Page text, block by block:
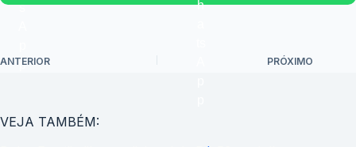
ANTERIOR PRÓXIMO
VEJA TAMBÉM: